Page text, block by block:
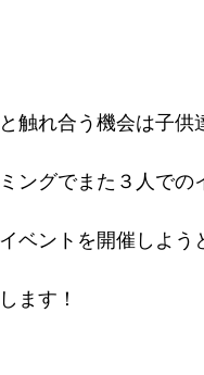
触れ合う機会は子
ングでまた３人での
ベントを開催しよ
ます！